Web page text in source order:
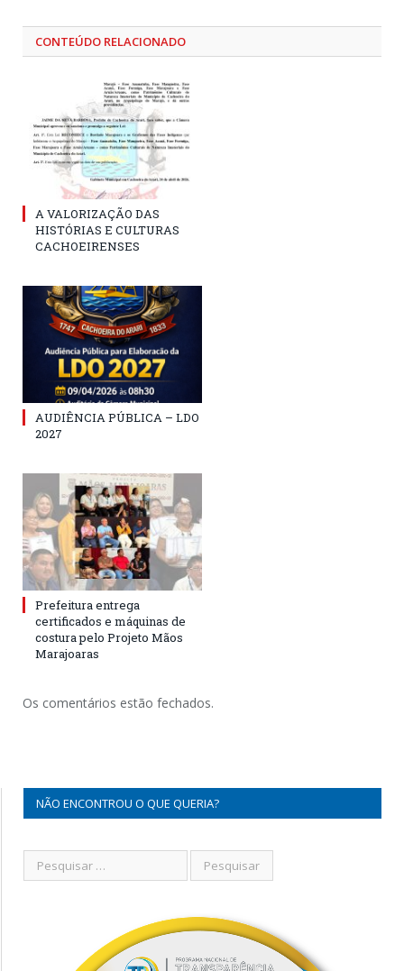
CONTEÚDO RELACIONADO
A VALORIZAÇÃO DAS
HISTÓRIAS E CULTURAS
CACHOEIRENSES
AUDIÊNCIA PÚBLICA – LDO
2027
Prefeitura entrega
certificados e máquinas de
costura pelo Projeto Mãos
Marajoaras
Os comentários estão fechados.
NÃO ENCONTROU O QUE QUERIA?